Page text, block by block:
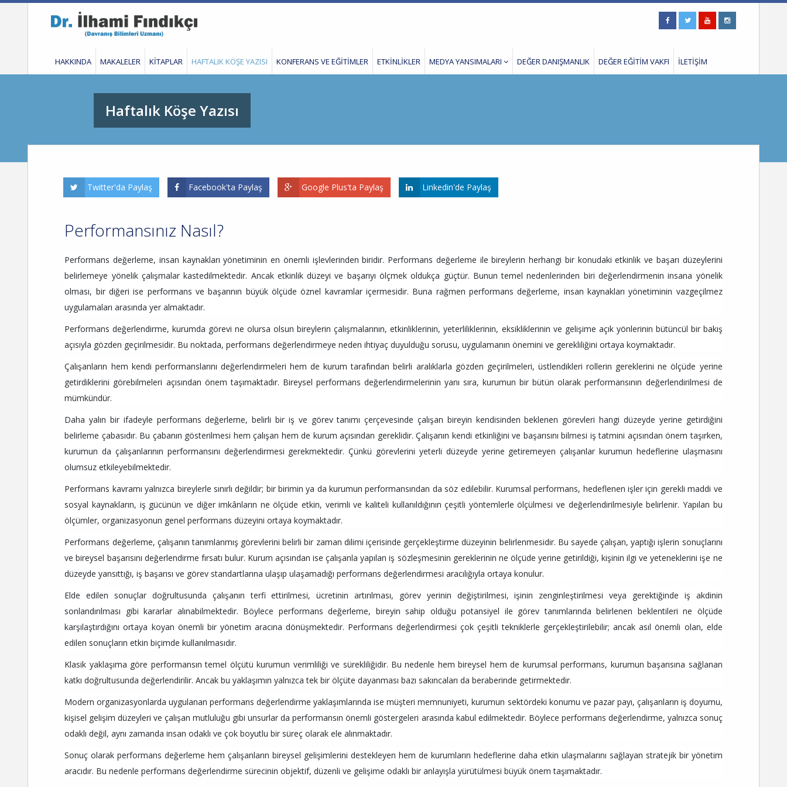
HAKKINDA MAKALELER KİTAPLAR HAFTALIK KÖŞE YAZISI KONFERANS VE EĞİTİMLER ETKİNLİKLER MEDYA YANSIMALARI DEĞER DANIŞMANLIK DEĞER EĞİTİM VAKFI İLETİŞİM
Haftalık Köşe Yazısı
Twitter'da Paylaş Facebook'ta Paylaş Google Plus'ta Paylaş Linkedin'de Paylaş
Performansınız Nasıl?
Performans değerleme, insan kaynakları yönetiminin en önemli işlevlerinden biridir. Performans değerleme ile bireylerin herhangi bir konudaki etkinlik ve başarı düzeylerini
belirlemeye yönelik çalışmalar kastedilmektedir. Ancak etkinlik düzeyi ve başarıyı ölçmek oldukça güçtür. Bunun temel nedenlerinden biri değerlendirmenin insana yönelik
olması, bir diğeri ise performans ve başarının büyük ölçüde öznel kavramlar içermesidir. Buna rağmen performans değerleme, insan kaynakları yönetiminin vazgeçilmez
uygulamaları arasında yer almaktadır.
Performans değerlendirme, kurumda görevi ne olursa olsun bireylerin çalışmalarının, etkinliklerinin, yeterliliklerinin, eksikliklerinin ve gelişime açık yönlerinin bütüncül bir bakış
açısıyla gözden geçirilmesidir. Bu noktada, performans değerlendirmeye neden ihtiyaç duyulduğu sorusu, uygulamanın önemini ve gerekliliğini ortaya koymaktadır.
Çalışanların hem kendi performanslarını değerlendirmeleri hem de kurum tarafından belirli aralıklarla gözden geçirilmeleri, üstlendikleri rollerin gereklerini ne ölçüde yerine
getirdiklerini görebilmeleri açısından önem taşımaktadır. Bireysel performans değerlendirmelerinin yanı sıra, kurumun bir bütün olarak performansının değerlendirilmesi de
mümkündür.
Daha yalın bir ifadeyle performans değerleme, belirli bir iş ve görev tanımı çerçevesinde çalışan bireyin kendisinden beklenen görevleri hangi düzeyde yerine getirdiğini
belirleme çabasıdır. Bu çabanın gösterilmesi hem çalışan hem de kurum açısından gereklidir. Çalışanın kendi etkinliğini ve başarısını bilmesi iş tatmini açısından önem taşırken,
kurumun da çalışanlarının performansını değerlendirmesi gerekmektedir. Çünkü görevlerini yeterli düzeyde yerine getiremeyen çalışanlar kurumun hedeflerine ulaşmasını
olumsuz etkileyebilmektedir.
Performans kavramı yalnızca bireylerle sınırlı değildir; bir birimin ya da kurumun performansından da söz edilebilir. Kurumsal performans, hedeflenen işler için gerekli maddi ve
sosyal kaynakların, iş gücünün ve diğer imkânların ne ölçüde etkin, verimli ve kaliteli kullanıldığının çeşitli yöntemlerle ölçülmesi ve değerlendirilmesiyle belirlenir. Yapılan bu
ölçümler, organizasyonun genel performans düzeyini ortaya koymaktadır.
Performans değerleme, çalışanın tanımlanmış görevlerini belirli bir zaman dilimi içerisinde gerçekleştirme düzeyinin belirlenmesidir. Bu sayede çalışan, yaptığı işlerin sonuçlarını
ve bireysel başarısını değerlendirme fırsatı bulur. Kurum açısından ise çalışanla yapılan iş sözleşmesinin gereklerinin ne ölçüde yerine getirildiği, kişinin ilgi ve yeteneklerini işe ne
düzeyde yansıttığı, iş başarısı ve görev standartlarına ulaşıp ulaşamadığı performans değerlendirmesi aracılığıyla ortaya konulur.
Elde edilen sonuçlar doğrultusunda çalışanın terfi ettirilmesi, ücretinin artırılması, görev yerinin değiştirilmesi, işinin zenginleştirilmesi veya gerektiğinde iş akdinin
sonlandırılması gibi kararlar alınabilmektedir. Böylece performans değerleme, bireyin sahip olduğu potansiyel ile görev tanımlarında belirlenen beklentileri ne ölçüde
karşılaştırdığını ortaya koyan önemli bir yönetim aracına dönüşmektedir. Performans değerlendirmesi çok çeşitli tekniklerle gerçekleştirilebilir; ancak asıl önemli olan, elde
edilen sonuçların etkin biçimde kullanılmasıdır.
Klasik yaklaşıma göre performansın temel ölçütü kurumun verimliliği ve sürekliliğidir. Bu nedenle hem bireysel hem de kurumsal performans, kurumun başarısına sağlanan
katkı doğrultusunda değerlendirilir. Ancak bu yaklaşımın yalnızca tek bir ölçüte dayanması bazı sakıncaları da beraberinde getirmektedir.
Modern organizasyonlarda uygulanan performans değerlendirme yaklaşımlarında ise müşteri memnuniyeti, kurumun sektördeki konumu ve pazar payı, çalışanların iş doyumu,
kişisel gelişim düzeyleri ve çalışan mutluluğu gibi unsurlar da performansın önemli göstergeleri arasında kabul edilmektedir. Böylece performans değerlendirme, yalnızca sonuç
odaklı değil, aynı zamanda insan odaklı ve çok boyutlu bir süreç olarak ele alınmaktadır.
Sonuç olarak performans değerleme hem çalışanların bireysel gelişimlerini destekleyen hem de kurumların hedeflerine daha etkin ulaşmalarını sağlayan stratejik bir yönetim
aracıdır. Bu nedenle performans değerlendirme sürecinin objektif, düzenli ve gelişime odaklı bir anlayışla yürütülmesi büyük önem taşımaktadır.